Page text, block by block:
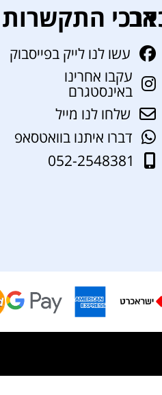
דרכי התקשרות
עשו לנו לייק בפייסבוק
עקבו אחרינו
באינסטגרם
שלחו לנו מייל
דברו איתנו בוואטסאפ
052-2548381